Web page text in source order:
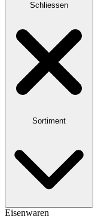
Schliessen
Sortiment
Eisenwaren